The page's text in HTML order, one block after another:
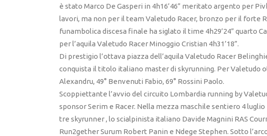
è stato Marco De Gasperi in 4h16’46” meritato argento per
lavori, ma non per il team Valetudo Racer, bronzo per il forte
funambolica discesa finale ha siglato il time 4h29’24” quarto
per l’aquila Valetudo Racer Minoggio Cristian 4h31’18”.
Di prestigio l’ottava piazza dell’aquila Valetudo Racer
conquista il titolo italiano master di skyrunning. Per Valetudo
Alexandru, 49° Benvenuti Fabio, 69° Rossini Paolo.
Scoppiettante l’avvio del circuito Lombardia running by
sponsor Serim e Racer. Nella mezza maschile sentiero 4
tre skyrunner , lo scialpinista italiano Davide Magnini RAS
Run2gether Surum Robert Panin e Ndege Stephen. Sotto